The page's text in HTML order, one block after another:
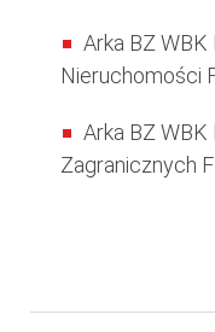
Arka BZ WBK
Nieruchomości
Arka BZ WBK
Zagranicznych